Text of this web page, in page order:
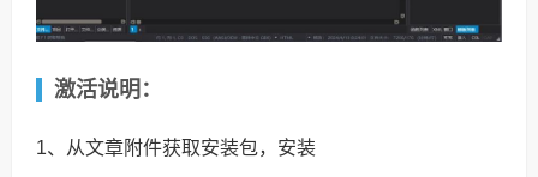
激活说明：
1、从文章附件获取安装包，安装